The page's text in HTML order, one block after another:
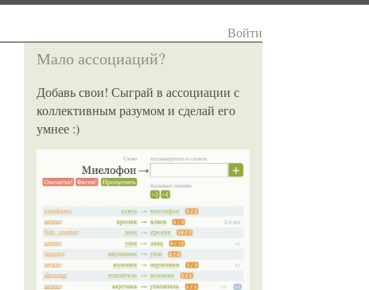
Войти
Мало ассоциаций?
Добавь свои! Сыграй в ассоциации с
коллективным разумом и сделай его
умнее :)